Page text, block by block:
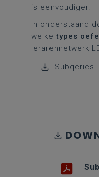
is eenvoudiger.
In onderstaand
welketypes
lerarennetwerk
Subqeries